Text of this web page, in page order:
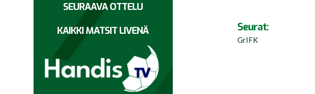
Seurat:
GrIFK
SEURAAVA OTTELU
KAIKKI MATSIT LIVENÄ